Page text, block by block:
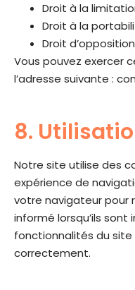
Droit à la
Droit à la
Droit
Vous pouvez exercer
l’adresse suivante :
8.
Notre site utilise des
expérience de
votre navigateur pour
informé lorsqu’ils
fonctionnalités du
correctement.